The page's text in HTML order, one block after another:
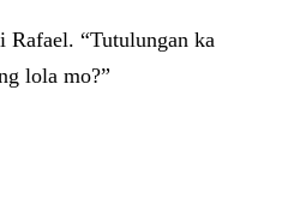
Rafael. “Tutulungan ka
lola mo?”